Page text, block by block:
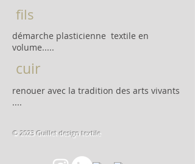
fils
démarche plasticienne textile en
volume.....
cuir
renouer avec la tradition des arts vivants
....
© 2023 Guillet design textile